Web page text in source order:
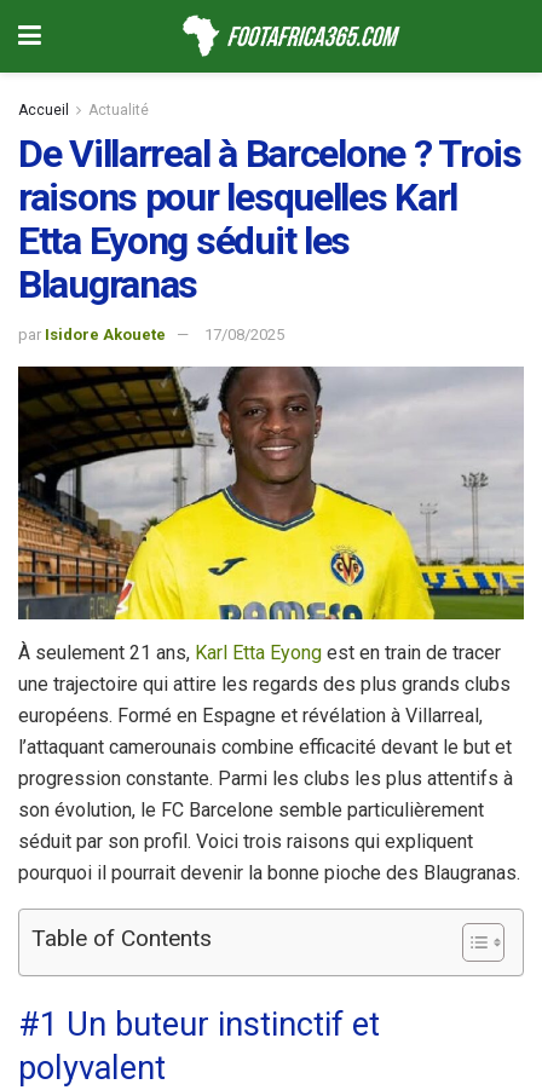
Accueil Actualité
De Villarreal à Barcelone ? Trois
raisons pour lesquelles Karl
Etta Eyong séduit les
Blaugranas
par Isidore Akouete 17/08/2025
À seulement 21 ans, Karl Etta Eyong est en train de tracer
une trajectoire qui attire les regards des plus grands clubs
européens. Formé en Espagne et révélation à Villarreal,
l’attaquant camerounais combine efficacité devant le but et
progression constante. Parmi les clubs les plus attentifs à
son évolution, le FC Barcelone semble particulièrement
séduit par son profil. Voici trois raisons qui expliquent
pourquoi il pourrait devenir la bonne pioche des Blaugranas.
Table of Contents
#1 Un buteur instinctif et
polyvalent